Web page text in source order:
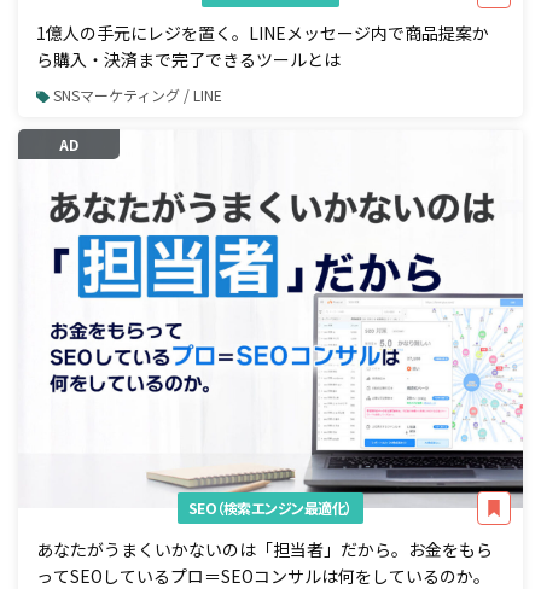
1億人の手元にレジを置く。LINEメッセージ内で商品提案か
ら購入・決済まで完了できるツールとは
SNSマーケティング / LINE
AD
SEO（検索エンジン最適化）
あなたがうまくいかないのは「担当者」だから。お金をもら
ってSEOしているプロ＝SEOコンサルは何をしているのか。